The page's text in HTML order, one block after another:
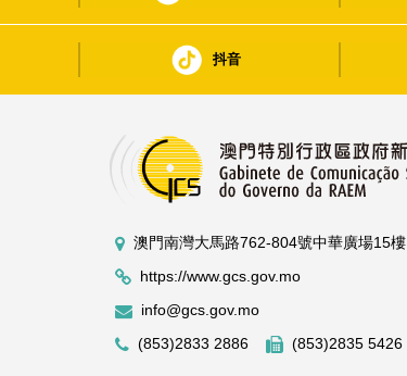
抖音
澳門南灣大馬路762-804號中華廣場15樓
https://www.gcs.gov.mo
info@gcs.gov.mo
(853)2833 2886
(853)2835 5426